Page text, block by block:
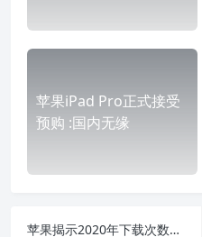
苹果iPad Pro正式接受
预购 :国内无缘
苹果揭示2020年下载次数最多的应用程序